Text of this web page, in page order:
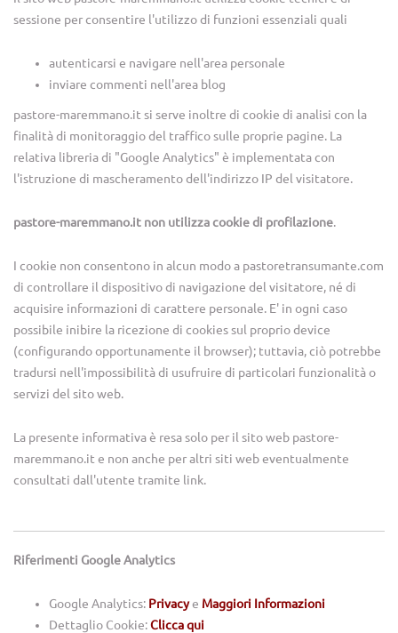
sessione per consentire l'utilizzo di funzioni essenziali quali
autenticarsi e navigare nell'area personale
inviare commenti nell'area blog
pastore-maremmano.it si serve inoltre di cookie di analisi con la
finalità di monitoraggio del traffico sulle proprie pagine. La
relativa libreria di "Google Analytics" è implementata con
l'istruzione di mascheramento dell'indirizzo IP del visitatore.
pastore-maremmano.it non utilizza cookie di profilazione.
I cookie non consentono in alcun modo a pastoretransumante.com
di controllare il dispositivo di navigazione del visitatore, né di
acquisire informazioni di carattere personale. E' in ogni caso
possibile inibire la ricezione di cookies sul proprio device
(configurando opportunamente il browser); tuttavia, ciò potrebbe
tradursi nell'impossibilità di usufruire di particolari funzionalità o
servizi del sito web.
La presente informativa è resa solo per il sito web pastore-
maremmano.it e non anche per altri siti web eventualmente
consultati dall'utente tramite link.
Riferimenti Google Analytics
Google Analytics: Privacye Maggiori Informazioni
Dettaglio Cookie:Clicca qui